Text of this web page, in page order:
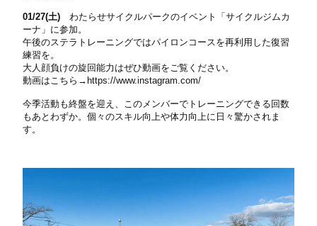
01/27(土) わたらせサイクルパークのイベント「サイクルジムカ
ーナ」に参加。
午後のステラトレーニングではパイロンコースを再利用した復習
練習を。
大人顔負けの旋回能力はぜひ動画をご覧ください。
動画はこちら→ https://www.instagram.com/
今季活動も終盤を迎え、このメンバーでトレーニングできる回数
もあとわずか。個々のスキル向上や体力向上に日々驚かされま
す。